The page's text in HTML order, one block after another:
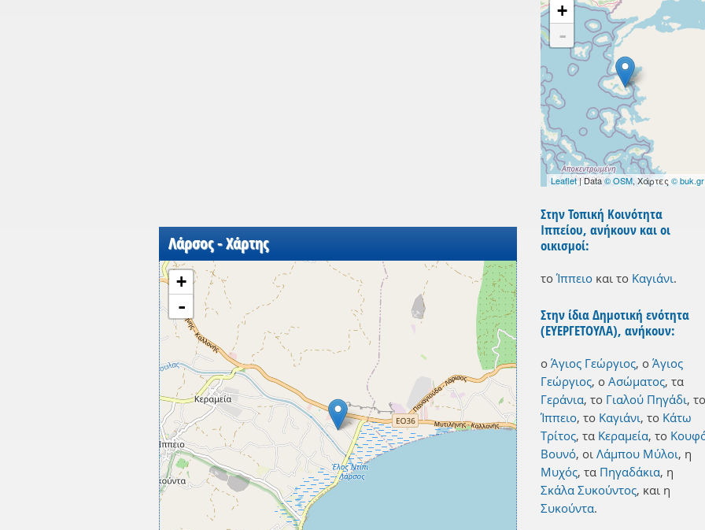
Λάρσος - Χάρτης
+
-
+
-
Leaflet| Data© OSM, Χάρτες © buk.gr
Στην Τοπική Κοινότητα
Ιππείου, ανήκουν και οι
οικισμοί:
το Ίππειο και το Καγιάνι.
Στην ίδια Δημοτική ενότητα
(ΕΥΕΡΓΕΤΟΥΛΑ), ανήκουν:
ο Άγιος Γεώργιος, ο Άγιος
Γεώργιος, ο Ασώματος, τα
Γεράνια, το Γιαλού Πηγάδι, το
Ίππειο, το Καγιάνι, το Κάτω
Τρίτος, τα Κεραμεία, το
Βουνό, οι Λάμπου Μύλοι, η
Μυχός, τα Πηγαδάκια, η
Σκάλα Συκούντος, και η
Συκούντα.